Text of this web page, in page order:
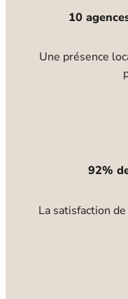
10
Une présence
92%
La satisfaction